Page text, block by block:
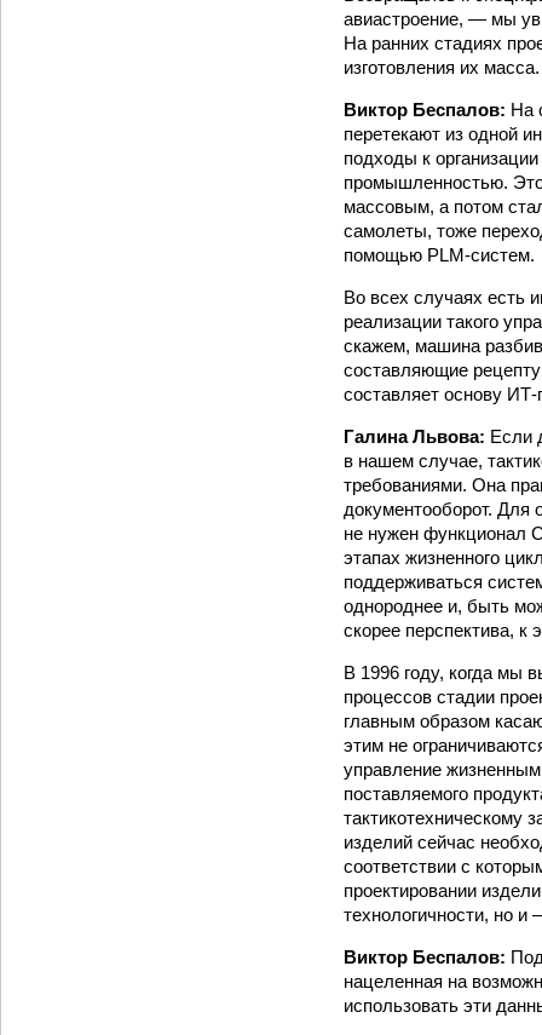
авиастроение, — мы
На ранних стадиях
изготовления их масса.
Виктор Беспалов: На
перетекают из одной
подходы к
промышленностью.
массовым, а потом
самолеты, тоже
помощью PLM-систем.
Во всех случаях есть
реализации такого
скажем, машина
составляющие
составляет основу
Галина Львова: Если
в нашем случае,
требованиями. Она
документооборот. Для
не нужен функционал
этапах жизненного
поддерживаться
однороднее и, быть
скорее перспектива, к
В 1996 году, когда мы
процессов стадии
главным образом
этим не
управление
поставляемого
тактико­техническому
изделий сейчас
соответствии с
проектировании
технологичности, но
Виктор Беспалов:
нацеленная на
использовать эти